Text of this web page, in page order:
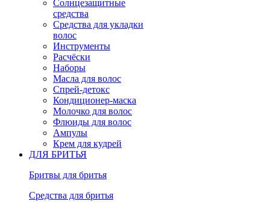
Солнцезащитные
средства
Средства для укладки
волос
Инструменты
Расчёски
Наборы
Масла для волос
Спрей-детокс
Кондиционер-маска
Молочко для волос
Флюиды для волос
Ампулы
Крем для кудрей
ДЛЯ БРИТЬЯ
Бритвы для бритья
Средства для бритья